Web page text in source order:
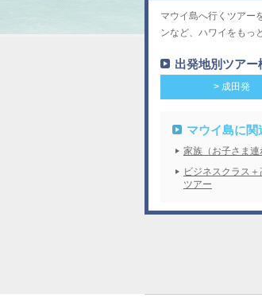
マウイ島へ行くツアー
ンなど、ハワイをもっ
出発地別ツアー
> 成田発
マウイ島に
家族（お子さま
ビジネスクラス
ツアー